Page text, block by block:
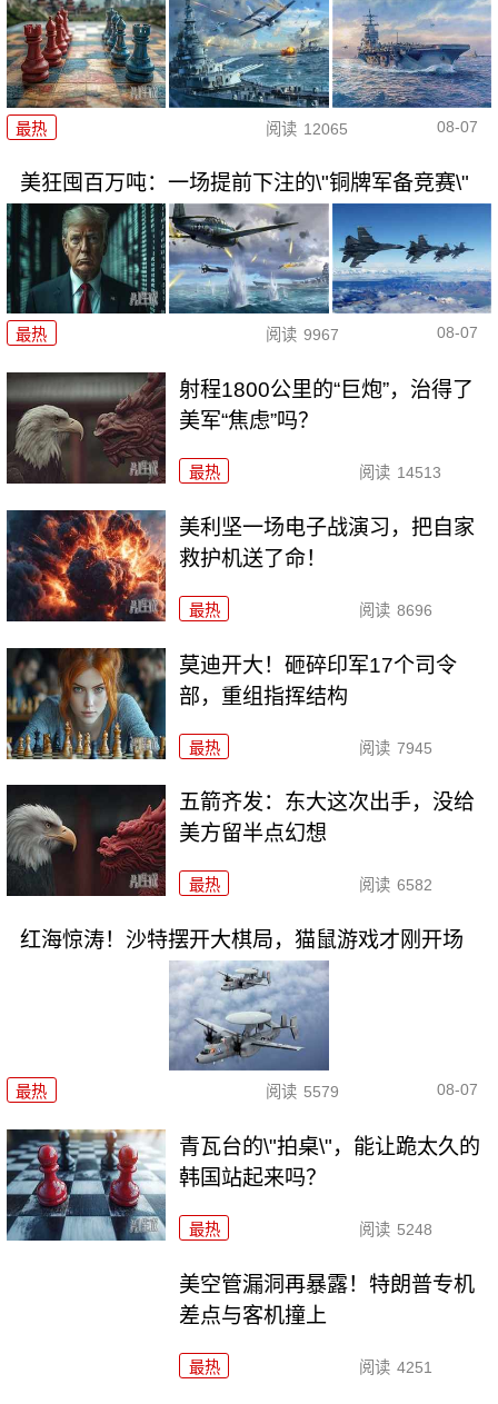
最热 阅读 12065 08-07
美狂囤百万吨：一场提前下注的\"铜牌军备竞赛\"
最热 阅读 9967 08-07
射程1800公里的“巨炮”，治得了
美军“焦虑”吗？
最热 阅读 14513
美利坚一场电子战演习，把自家
救护机送了命！
最热 阅读 8696
莫迪开大！砸碎印军17个司令
部，重组指挥结构
最热 阅读 7945
五箭齐发：东大这次出手，没给
美方留半点幻想
最热 阅读 6582
红海惊涛！沙特摆开大棋局，猫鼠游戏才刚开场
最热 阅读 5579 08-07
青瓦台的\"拍桌\"，能让跪太久的
韩国站起来吗？
最热 阅读 5248
美空管漏洞再暴露！特朗普专机
差点与客机撞上
最热 阅读 4251